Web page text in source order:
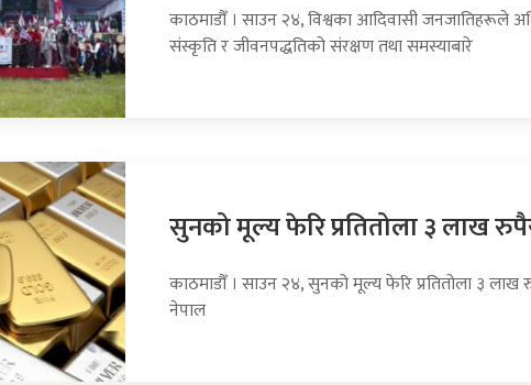
काठमाडौँ । साउन २४, विश्वका आदिवासी जनजातिहरूले
संस्कृति र जीवनपद्धतिको संरक्षण तथा समस्याबारे
सुनको मूल्य फेरि प्रतितोला ३ लाख
काठमाडौँ । साउन २४, सुनको मूल्य फेरि प्रतितोला ३ लाख
नेपाल